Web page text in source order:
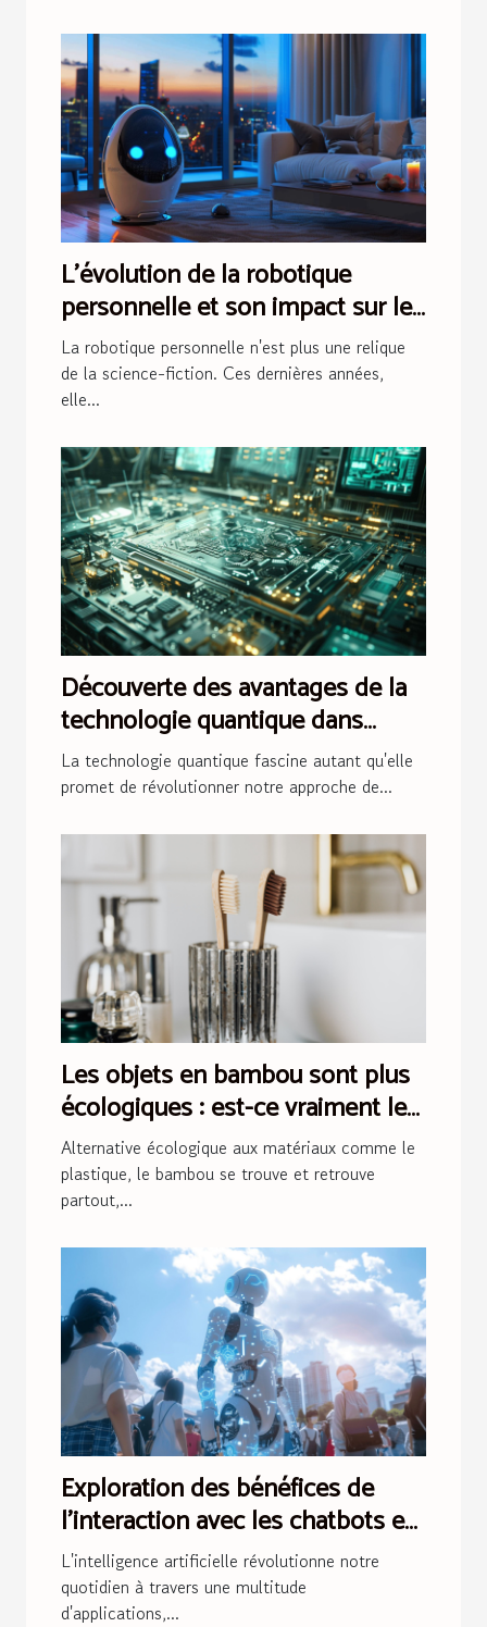
L'évolution de la robotique
personnelle et son impact sur le
quotidien dans une décennie
La robotique personnelle n'est plus une relique
de la science-fiction. Ces dernières années,
elle...
Découverte des avantages de la
technologie quantique dans
l'avenir informatique
La technologie quantique fascine autant qu'elle
promet de révolutionner notre approche de...
Les objets en bambou sont plus
écologiques : est-ce vraiment le
cas ?
Alternative écologique aux matériaux comme le
plastique, le bambou se trouve et retrouve
partout,...
Exploration des bénéfices de
l'interaction avec les chatbots en
intelligence artificielle
L'intelligence artificielle révolutionne notre
quotidien à travers une multitude
d'applications,...